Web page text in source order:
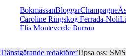
BokmässanBloggarChampagne
Caroline Ringskog Ferrada-Noli
Elis Monteverde Burrau
Tjänstgörande redaktörerTipsa oss: